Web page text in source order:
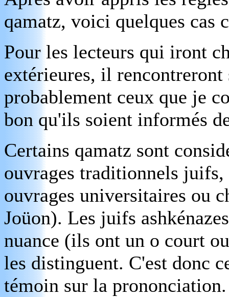
qamatz, voici quelques cas
Pour les lecteurs qui iront
extérieures, il
probablement ceux que je
bon qu'ils soient informés
Certains qamatz sont
ouvrages traditionnels juifs,
ouvrages universitaires ou
Joüon). Les juifs
nuance (ils ont un o court
les distinguent. C'est donc
témoin sur la prononciation.